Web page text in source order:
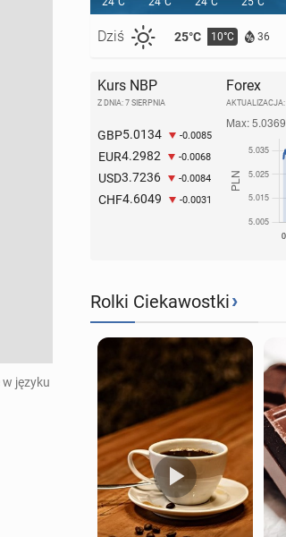
języku
Dziś 25°C 10°C 36
Kurs NBP
Z DNIA: 7 SIERPNIA
GBP5.0134 -0.0085
EUR4.2982 -0.0068
USD3.7236 -0.0084
CHF4.6049 -0.0031
Forex
AKTUALIZACJA:
Rolki Ciekawostki›